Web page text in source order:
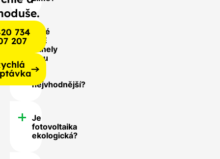
Jaké
FVE
panely
jsou
pro
nejvhodnější?
Je
fotovoltaika
ekologická?
734
207